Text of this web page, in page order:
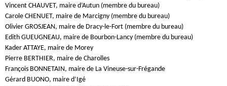
Vincent CHAUVET, maire d’Autun (membre du bureau)
Carole CHENUET, maire de Marcigny (membre du bureau)
Olivier GROSJEAN, maire de Dracy-le-Fort (membre du bureau)
Edith GUEUGNEAU, maire de Bourbon-Lancy (membre du bureau)
Kader ATTAYE, maire de Morey
Pierre BERTHIER, maire de Charolles
François BONNETAIN, maire de La Vineuse-sur-Frégande
Gérard BUONO, maire d’Igé